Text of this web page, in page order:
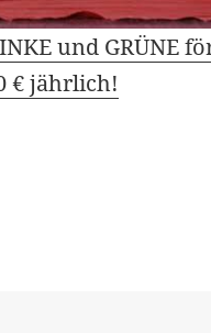
und GRÜNE
€ jährlich!